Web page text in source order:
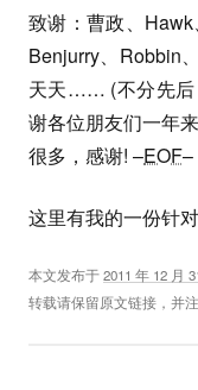
致谢：曹政、Hawk
Benjurry、Robbin
天天…… (不分先后
谢各位朋友们一年
很多，感谢! –EOF–
这里有我的一份针
本文发布于2011 年 12 月
转载请保留原文链接，并